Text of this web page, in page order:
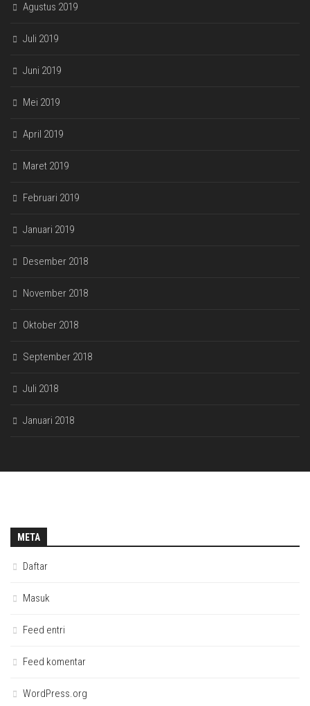
Agustus 2019
Juli 2019
Juni 2019
Mei 2019
April 2019
Maret 2019
Februari 2019
Januari 2019
Desember 2018
November 2018
Oktober 2018
September 2018
Juli 2018
Januari 2018
META
Daftar
Masuk
Feed entri
Feed komentar
WordPress.org